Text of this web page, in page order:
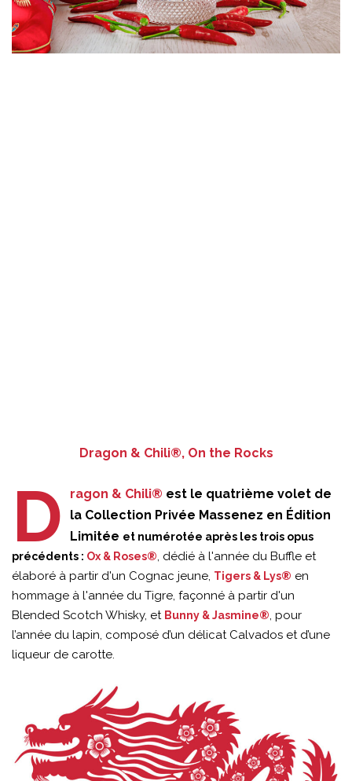
Dragon & Chili®, On the Rocks
D ragon & Chili® est le quatrième volet de
la Collection Privée Massenez en Édition
Limitée et numérotée après les trois opus
précédents : Ox & Roses® , dédié à l'année du Buffle et
élaboré à partir d'un Cognac jeune, Tigers & Lys® en
hommage à l'année du Tigre, façonné à partir d'un
Blended Scotch Whisky, et Bunny & Jasmine® , pour
l’année du lapin, composé d’un délicat Calvados et d’une
liqueur de carotte.